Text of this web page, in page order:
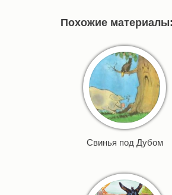
Похожие материалы:
Свинья под Дубом